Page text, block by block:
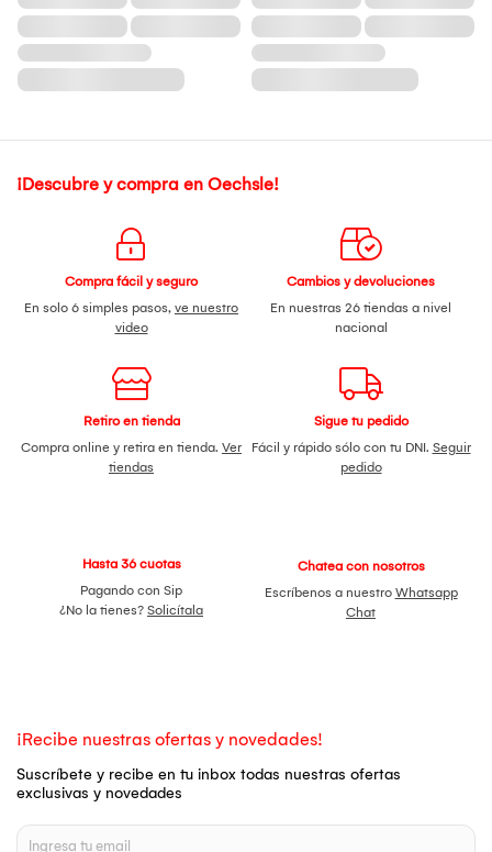
¡Descubre y compra en Oechsle!
Compra fácil y seguro
En solo 6 simples pasos, ve nuestro
video
Cambios y devoluciones
En nuestras 26 tiendas a nivel
nacional
Retiro en tienda
Compra online y retira en tienda. Ver
tiendas
Sigue tu pedido
Fácil y rápido sólo con tu DNI. Seguir
pedido
Hasta 36 cuotas
Pagando con Sip
¿No la tienes? Solicítala
Chatea con nosotros
Escríbenos a nuestro Whatsapp
Chat
¡Recibe nuestras ofertas y novedades!
Suscríbete y recibe en tu inbox todas nuestras ofertas
exclusivas y novedades